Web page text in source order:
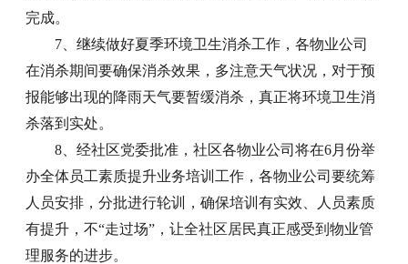
完成。
7、继续做好夏季环境卫生消杀工作，各物业公司
在消杀期间要确保消杀效果，多注意天气状况，对于预
报能够出现的降雨天气要暂缓消杀，真正将环境卫生消
杀落到实处。
8、经社区党委批准，社区各物业公司将在6月份举
办全体员工素质提升业务培训工作，各物业公司要统筹
人员安排，分批进行轮训，确保培训有实效、人员素质
有提升，不“走过场”，让全社区居民真正感受到物业管
理服务的进步。